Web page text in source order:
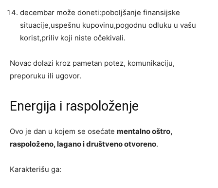
decembar može doneti:poboljšanje finansijske
situacije,uspešnu kupovinu,pogodnu odluku u vašu
korist,priliv koji niste očekivali.
Novac dolazi kroz pametan potez, komunikaciju,
preporuku ili ugovor.
Energija i raspoloženje
Ovo je dan u kojem se osećate mentalno oštro,
raspoloženo, lagano i društveno otvoreno.
Karakterišu ga: